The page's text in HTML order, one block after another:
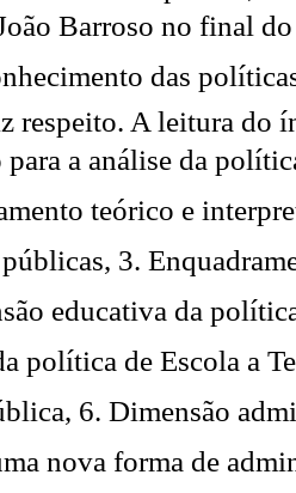
Barroso no final
das
respeito. A leitura do
a análise da
teórico e
3.
educativa da política
política de Escola a
6. Dimensão
nova forma de